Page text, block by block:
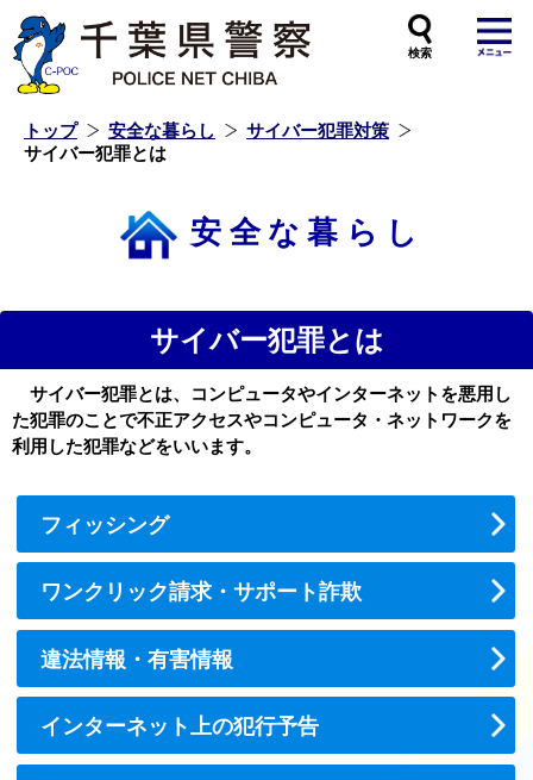
トップ 安全な暮らし
サイバー犯罪対策
サイバー犯罪とは
安全な暮らし
サイバー犯罪とは
サイバー犯罪とは、コンピュータやインターネットを悪用し
た犯罪のことで不正アクセスやコンピュータ・ネットワークを
利用した犯罪などをいいます。
フィッシング
ワンクリック請求・サポート詐欺
違法情報・有害情報
インターネット上の犯行予告